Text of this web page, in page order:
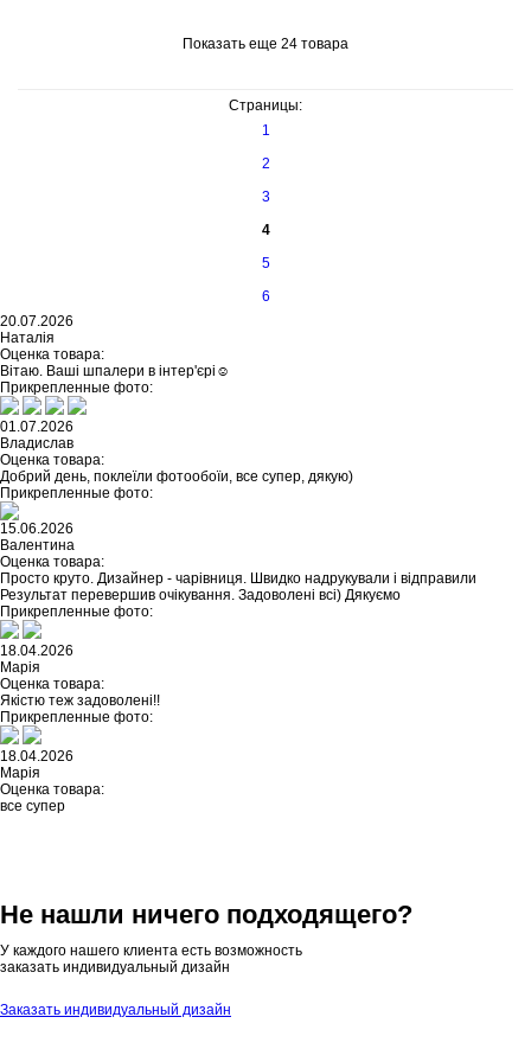
Показать еще 24 товара
Страницы:
1
2
3
4
5
6
20.07.2026
Наталія
Оценка товара:
Вітаю. Ваші шпалери в інтер'єрі☺️
Прикрепленные фото:
01.07.2026
Владислав
Оценка товара:
Добрий день, поклеїли фотообоїи, все супер, дякую)
Прикрепленные фото:
15.06.2026
Валентина
Оценка товара:
Просто круто. Дизайнер - чарівниця. Швидко надрукували і відправили
Результат перевершив очікування. Задоволені всі) Дякуємо
Прикрепленные фото:
18.04.2026
Марія
Оценка товара:
Якістю теж задоволені!!
Прикрепленные фото:
18.04.2026
Марія
Оценка товара:
все супер
Не нашли ничего подходящего?
У каждого нашего клиента есть возможность
заказать индивидуальный дизайн
Заказать индивидуальный дизайн